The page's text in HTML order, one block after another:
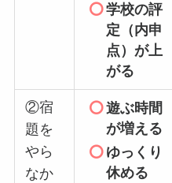
学校の評
定（内申
点）が上
がる
②宿
題を
やら
なか
遊ぶ時間
が増える
ゆっくり
休める